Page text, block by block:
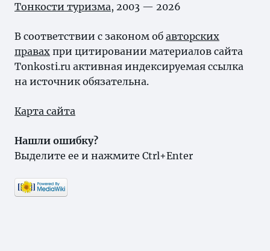
Тонкости туризма, 2003 — 2026
В соответствии с законом об авторских
правах при цитировании материалов сайта
Tonkosti.ru активная индексируемая ссылка
на источник обязательна.
Карта сайта
Нашли ошибку?
Выделите ее и нажмите Ctrl+Enter